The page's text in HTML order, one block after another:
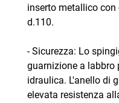
inserto metallico
d.110.
- Sicurezza: Lo
guarnizione a labbro
idraulica. L'anello di
elevata resistenza